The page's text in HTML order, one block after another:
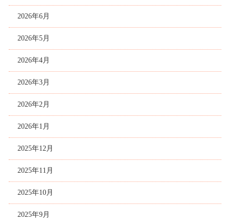
2026年6月
2026年5月
2026年4月
2026年3月
2026年2月
2026年1月
2025年12月
2025年11月
2025年10月
2025年9月